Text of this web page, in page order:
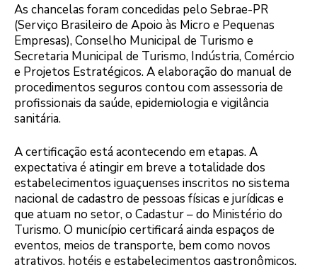
As chancelas foram concedidas pelo Sebrae-PR
(Serviço Brasileiro de Apoio às Micro e Pequenas
Empresas), Conselho Municipal de Turismo e
Secretaria Municipal de Turismo, Indústria, Comércio
e Projetos Estratégicos. A elaboração do manual de
procedimentos seguros contou com assessoria de
profissionais da saúde, epidemiologia e vigilância
sanitária.
A certificação está acontecendo em etapas. A
expectativa é atingir em breve a totalidade dos
estabelecimentos iguaçuenses inscritos no sistema
nacional de cadastro de pessoas físicas e jurídicas e
que atuam no setor, o Cadastur – do Ministério do
Turismo. O município certificará ainda espaços de
eventos, meios de transporte, bem como novos
atrativos, hotéis e estabelecimentos gastronômicos.